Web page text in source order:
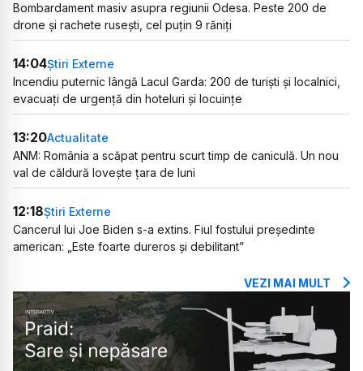
Bombardament masiv asupra regiunii Odesa. Peste 200 de
drone și rachete rusești, cel puțin 9 răniți
14:04Știri Externe
Incendiu puternic lângă Lacul Garda: 200 de turiști și localnici,
evacuați de urgență din hoteluri și locuințe
13:20Actualitate
ANM: România a scăpat pentru scurt timp de caniculă. Un nou
val de căldură lovește țara de luni
12:18Știri Externe
Cancerul lui Joe Biden s-a extins. Fiul fostului președinte
american: „Este foarte dureros și debilitant”
VEZI MAI MULT